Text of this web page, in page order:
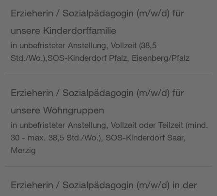
Erzieherin / Sozialpädagogin (m/w/d) für
unsere Kinderdorffamilie
in unbefristeter Anstellung, Vollzeit (38,5
Std./Wo.),SOS-Kinderdorf Pfalz, Eisenberg/Pfalz
Erzieherin / Sozialpädagogin (m/w/d) für
unsere Wohngruppen
in unbefristeter Anstellung, Vollzeit oder Teilzeit (mind.
30 - max. 38,5 Std./Wo.), SOS-Kinderdorf Saar,
Merzig
Erzieherin / Sozialpädagogin (m/w/d) in der